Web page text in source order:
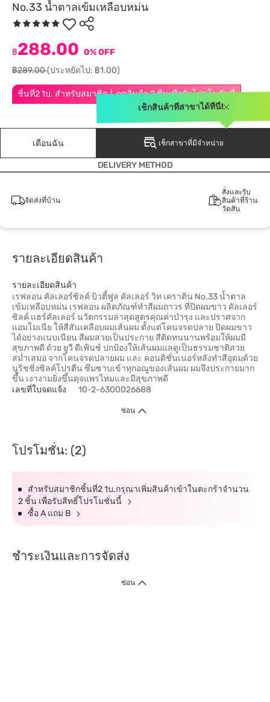
No.33 น้ำตาลเข้มเหลือบหม่น
ชิ้นที่2 1บ. สำหรับสมาชิก │ กดสินค้า 2 ชิ้นเพื่อรับโปรโมชันนี้
฿288.00 0% OFF
฿289.00(ประหยัดไป: ฿1.00)
เตือนฉัน เช็กสาขาที่มีจำหน่าย
เช็กสินค้าที่สาขาได้ที่นี่!
DELIVERY METHOD
จัดส่งที่บ้าน
สั่งและรับ
สินค้าที่ร้าน
วัตสัน
รายละเอียดสินค้า
รายละเอียดสินค้า
เรฟลอน คัลเลอร์ซิลค์ บิวตี้ฟูล คัลเลอร์ วิท เคราติน No.33 น้ำตาล
เข้มเหลือบหม่น เรฟลอน ผลิตภัณฑ์ทำสีผมถาวร ที่ปิดผมขาว คัลเลอร์
ซิลค์ แฮร์คัลเลอร์ นวัตกรรมล่าสุดสูตรคุณค่าบำรุง และปราศจาก
แอมโมเนีย ให้สีสันเคลือบผมเส้นผม ตั้งแต่โคนจรดปลาย ปิดผมขาว
ได้อย่างแนบเนียน สีผมสวยเป็นประกาย สีติดทนนานพร้อมให้ผมมี
สุขภาพดี ด้วย ยูวี ดีเฟ้นซ์ ปกป้องให้เส้นผมแลดูเป็นธรรมชาติสวย
สม่ำเสมอ จากโคนจรดปลายผม และ คอนดิชั่นเนอร์หลังทำสีอุดมด้วย
นูริชชิ่งซิลค์โปรตีน ซึมซาบเข้าทุกอณูของเส้นผม ผมจึงประกายมาก
ขึ้น เงางามยิ่งขึ้นดุจแพรไหมและมีสุขภาพดี
เลขที่ใบจดแจ้ง
10-2-6300026688
ซ่อน
โปรโมชั่น: (2)
สำหรับสมาชิกชิ้นที่2 1บ.กรุณาเพิ่มสินค้าเข้าในตะกร้าจำนวน
2 ชิ้น เพื่อรับสิทธิ์โปรโมชั่นนี้
ซื้อ A แถม B
ชำระเงินและการจัดส่ง
ซ่อน